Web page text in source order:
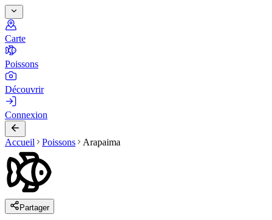
Carte
Poissons
Découvrir
Connexion
Accueil Poissons Arapaima
Partager